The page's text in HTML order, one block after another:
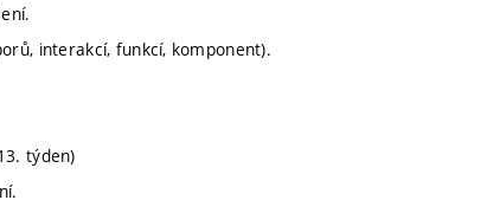
interakcí, funkcí, komponent).
týden)